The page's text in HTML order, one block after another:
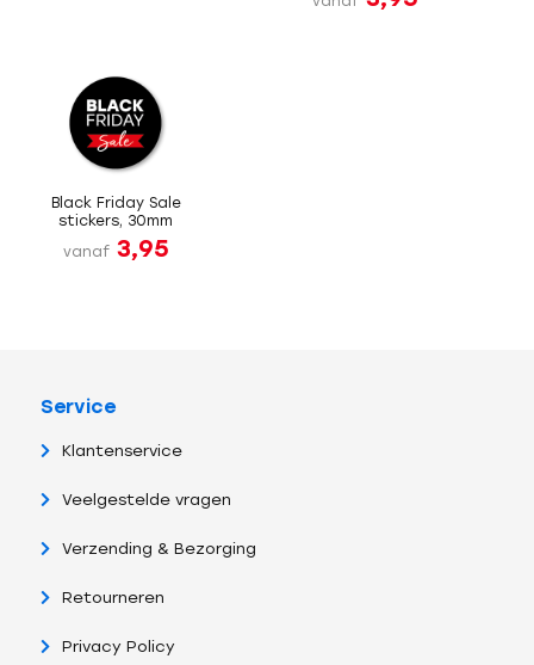
Black Friday Sale
stickers, 30mm
vanaf 3,95
Service
Klantenservice
Veelgestelde vragen
Verzending & Bezorging
Retourneren
Privacy Policy